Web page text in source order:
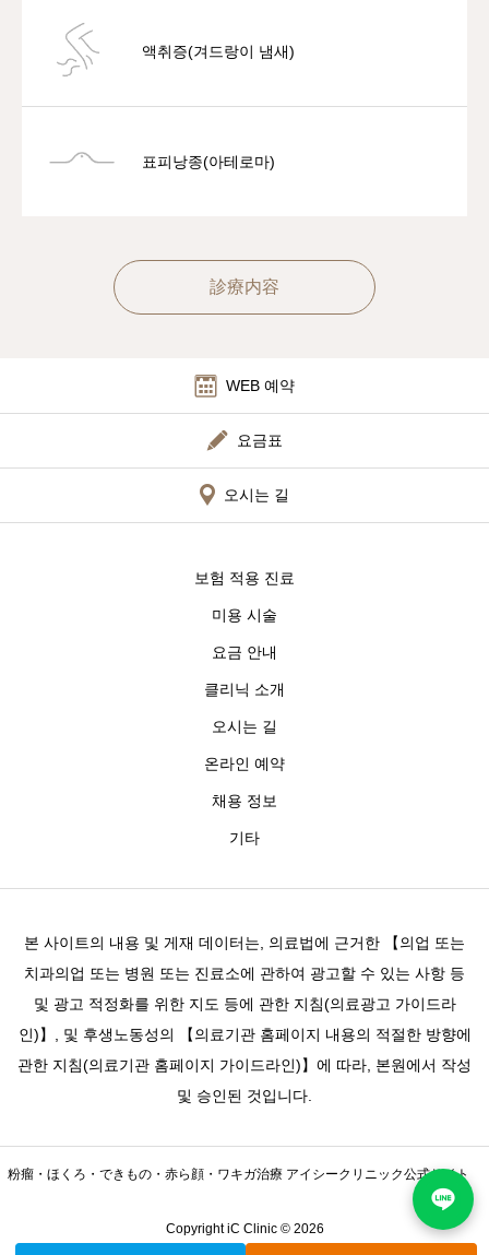
액취증(겨드랑이 냄새)
표피낭종(아테로마)
診療内容
WEB 예약
요금표
오시는 길
보험 적용 진료
미용 시술
요금 안내
클리닉 소개
오시는 길
온라인 예약
채용 정보
기타
본 사이트의 내용 및 게재 데이터는, 의료법에 근거한 【의업 또는
치과의업 또는 병원 또는 진료소에 관하여 광고할 수 있는 사항 등
및 광고 적정화를 위한 지도 등에 관한 지침(의료광고 가이드라
인)】, 및 후생노동성의 【의료기관 홈페이지 내용의 적절한 방향에
관한 지침(의료기관 홈페이지 가이드라인)】에 따라, 본원에서 작성
및 승인된 것입니다.
粉瘤・ほくろ・できもの・赤ら顔・ワキガ治療 アイシークリニック公式サイト
Copyright iC Clinic © 2026